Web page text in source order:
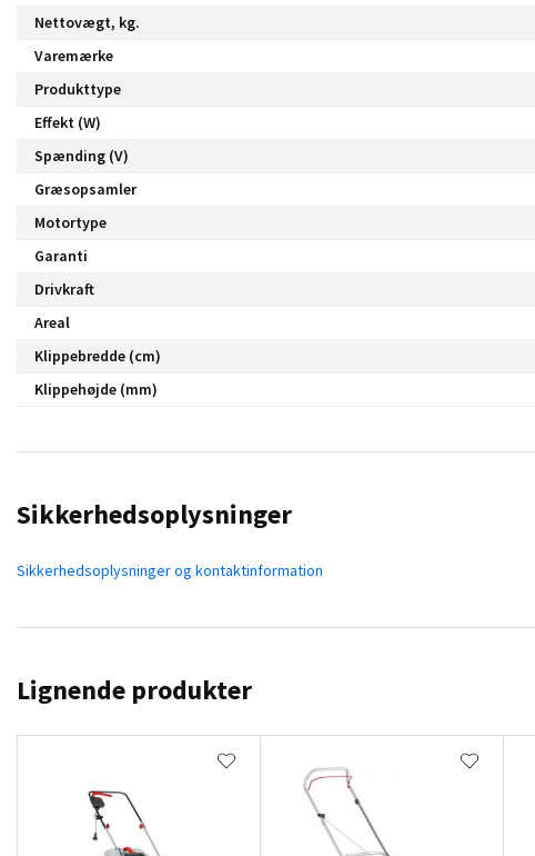
Nettovægt, kg.
Varemærke
Produkttype
Effekt (W)
Spænding (V)
Græsopsamler
Motortype
Garanti
Drivkraft
Areal
Klippebredde (cm)
Klippehøjde (mm)
Sikkerhedsoplysninger
Sikkerhedsoplysninger og kontaktinformation
Lignende produkter